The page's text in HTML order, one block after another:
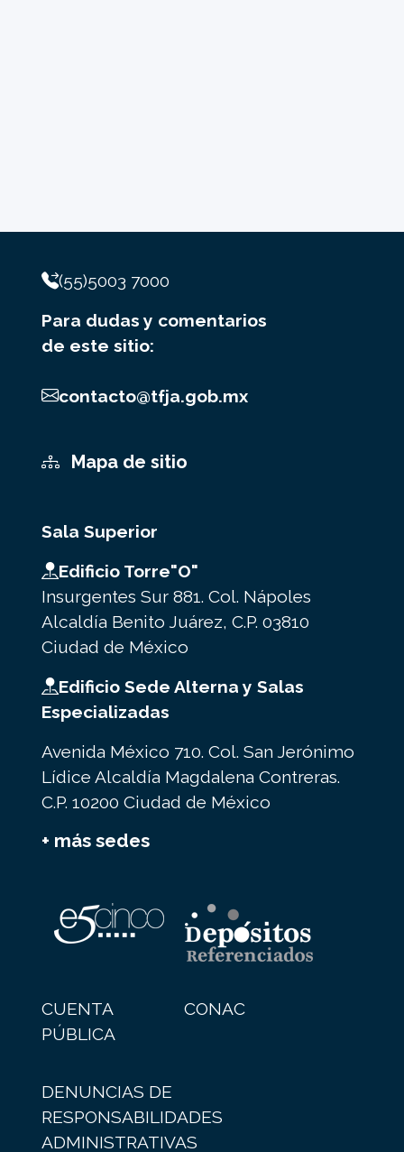
(55)5003 7000
Para dudas y comentarios
de este sitio:
contacto@tfja.gob.mx
Mapa de sitio
Sala Superior
Edificio Torre"O"
Insurgentes Sur 881. Col. Nápoles
Alcaldía Benito Juárez, C.P. 03810
Ciudad de México
Edificio Sede Alterna y Salas
Especializadas
Avenida México 710. Col. San Jerónimo
Lídice Alcaldía Magdalena Contreras.
C.P. 10200 Ciudad de México
+ más sedes
CUENTA
PÚBLICA
CONAC
DENUNCIAS DE
RESPONSABILIDADES
ADMINISTRATIVAS